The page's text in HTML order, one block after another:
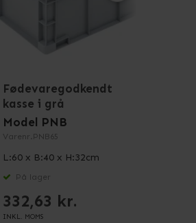
Fødevaregodkendt
kasse i grå
Model PNB
Varenr. PNB65
L:60 x B:40 x H:32cm
På lager
332,63 kr.
INKL. MOMS